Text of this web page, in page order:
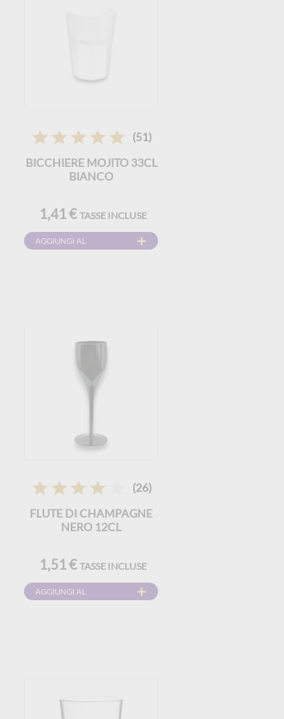
(51)
BICCHIERE MOJITO 33CL
BIANCO
1,41 €TASSE INCLUSE
AGGIUNGI AL
(26)
FLUTE DI CHAMPAGNE
NERO 12CL
1,51 €TASSE INCLUSE
AGGIUNGI AL